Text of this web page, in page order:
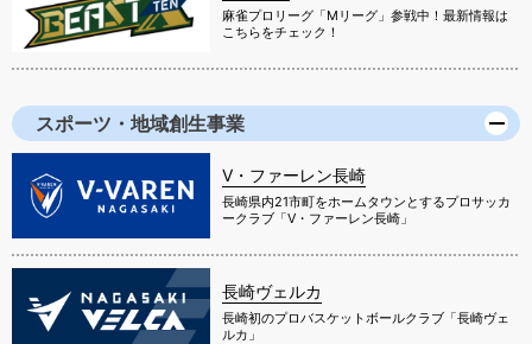
麻雀プロリーグ「Mリーグ」参戦中！最新情報は
こちらをチェック！
スポーツ・地域創生事業
V・ファーレン長崎
長崎県内21市町をホームタウンとするプロサッカ
ークラブ「V・ファーレン長崎」
長崎ヴェルカ
長崎初のプロバスケットボールクラブ「長崎ヴェ
ルカ」